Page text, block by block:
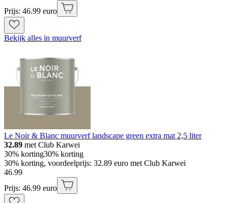
Prijs: 46.99 euro
Bekijk alles in muurverf
Le Noir & Blanc muurverf landscape green extra mat 2,5 liter
32.89 met Club Karwei
30% korting30% korting
30% korting, voordeelprijs: 32.89 euro met Club Karwei
46.99
Prijs: 46.99 euro